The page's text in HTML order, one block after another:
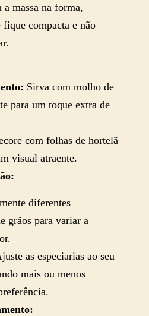
a massa na forma,
fique compacta e não
Sirva com molho de
para um toque extra de
com folhas de hortelã
visual atraente.
diferentes
grãos para variar a
as especiarias ao seu
mais ou menos